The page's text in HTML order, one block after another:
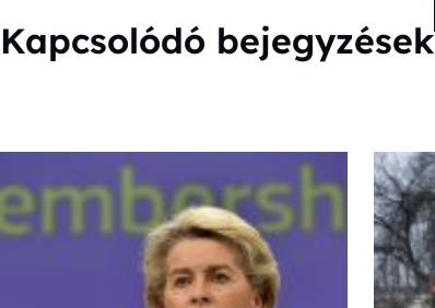
Kapcsolódó bejegyzések